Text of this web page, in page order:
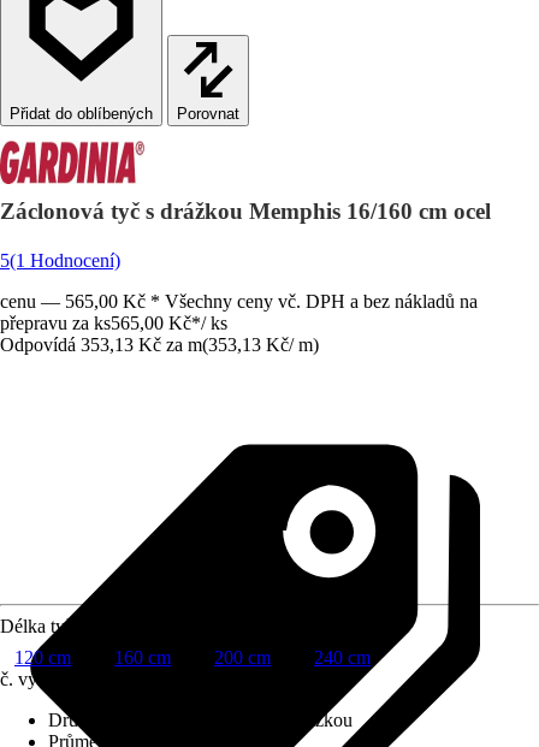
Porovnat
Záclonová tyč s drážkou Memphis 16/160 cm ocel
5(1 Hodnocení)
cenu — 565,00 Kč * Všechny ceny vč. DPH a bez nákladů na
přepravu za ks565,00 Kč*/ ks
Odpovídá 353,13 Kč za m(353,13 Kč/ m)
Délka tyče
120 cm
160 cm 200 cm
240 cm
č. výrobku
Druh výrobku
Záclonová tyč s drážkou
Průměr tyče